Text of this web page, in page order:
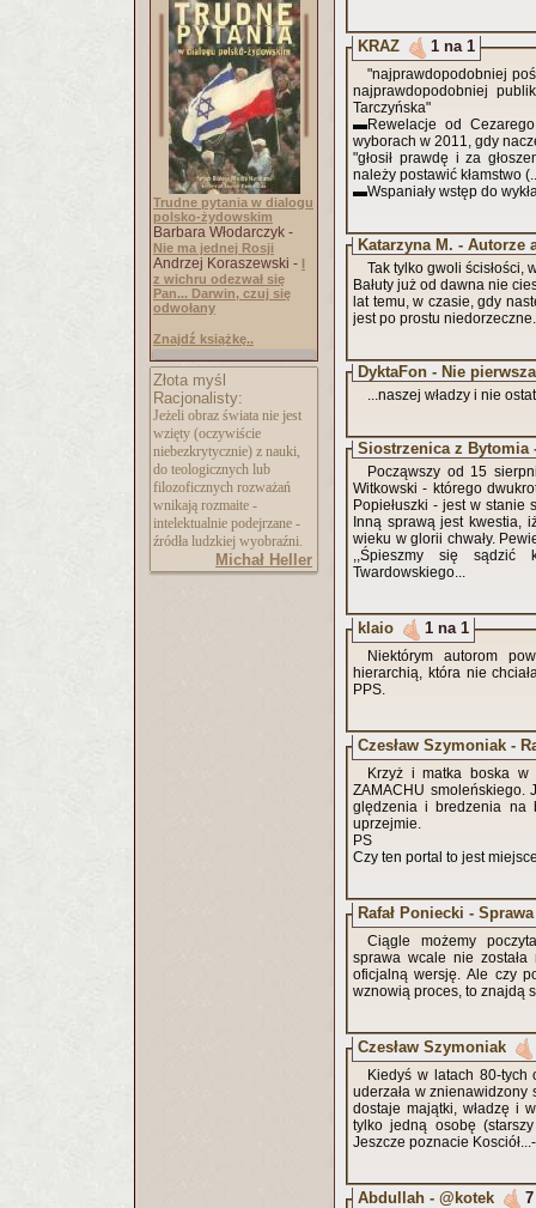
Trudne pytania w dialogu
polsko-żydowskim
Barbara Włodarczyk -
Nie ma jednej Rosji
Andrzej Koraszewski - I
z wichru odezwał się
Pan... Darwin, czuj się
odwołany
Znajdź książkę..
Złota myśl
Racjonalisty:
Jeżeli obraz świata nie jest
wzięty (oczywiście
niebezkrytycznie) z nauki,
do teologicznych lub
filozoficznych rozważań
wnikają rozmaite -
intelektualnie podejrzane -
źródła ludzkiej wyobraźni.
Michał Heller
KRAZ 1 na 1
"najprawdopodobniej
najprawdopodobniej
Tarczyńska"
▬Rewelacje od
wyborach w 2011, gdy
"głosił prawdę i za
należy postawić kłamstwo
▬Wspaniały wstęp do
Katarzyna M. - Autorze
Tak tylko gwoli ścisłości,
Bałuty już od dawna nie
lat temu, w czasie, gdy
jest po prostu niedorzeczne.
DyktaFon - Nie
...naszej władzy i nie
Siostrzenica z Bytomia
Począwszy od 15
Witkowski - którego
Popiełuszki - jest w stanie
Inną sprawą jest kwestia,
wieku w glorii chwały.
,,Śpieszmy się sądzić
Twardowskiego...
klaio 1 na 1
Niektórym autorom
hierarchią, która nie
PPS.
Czesław Szymoniak -
Krzyż i matka boska w
ZAMACHU smoleńskiego.
ględzenia i bredzenia na
uprzejmie.
PS
Czy ten portal to jest
Rafał Poniecki -
Ciągle możemy
sprawa wcale nie
oficjalną wersję. Ale czy
wznowią proces, to znajdą
Czesław Szymoniak
Kiedyś w latach 80-tych
uderzała w znienawidzony
dostaje majątki, władzę i
tylko jedną osobę
Jeszcze poznacie
Abdullah - @kotek